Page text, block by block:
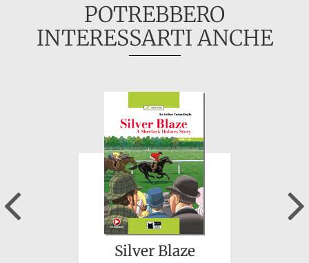
Pass Trinity now 9-
POTREBBERO
INTERESSARTI ANCHE
Silver Blaze
Previous